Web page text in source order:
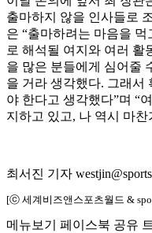
출마하지 않을 인사들로
은 “출마하려는 마음을
로 해석될 여지와 여러 활
을 많은 분들에게 심어줄
을 거라 생각했다. 그래서
야 한다고 생각했다”며 “
지하고 있고, 나 역시 마찬
최서진 기자
[ⓒ 세계비즈앤스포츠월드 &
메뉴보기 페이스북 공유